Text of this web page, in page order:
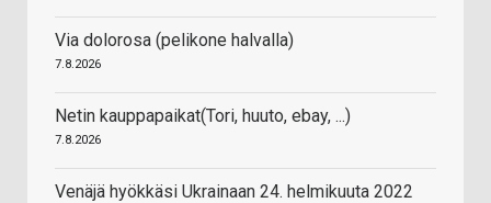
Via dolorosa (pelikone halvalla)
7.8.2026
Netin kauppapaikat(Tori, huuto, ebay, ...)
7.8.2026
Venäjä hyökkäsi Ukrainaan 24. helmikuuta 2022